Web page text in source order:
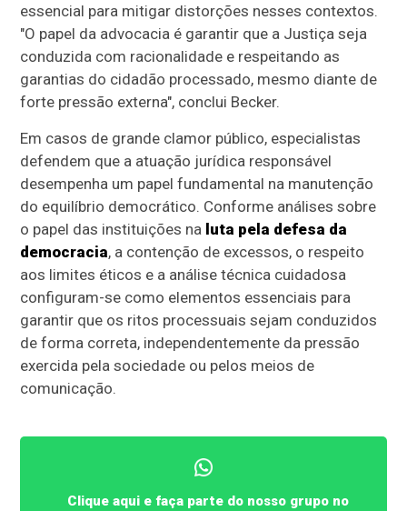
essencial para mitigar distorções nesses contextos.
"O papel da advocacia é garantir que a Justiça seja
conduzida com racionalidade e respeitando as
garantias do cidadão processado, mesmo diante de
forte pressão externa", conclui Becker.
Em casos de grande clamor público, especialistas
defendem que a atuação jurídica responsável
desempenha um papel fundamental na manutenção
do equilíbrio democrático. Conforme análises sobre
o papel das instituições na luta pela defesa da
democracia, a contenção de excessos, o respeito
aos limites éticos e a análise técnica cuidadosa
configuram-se como elementos essenciais para
garantir que os ritos processuais sejam conduzidos
de forma correta, independentemente da pressão
exercida pela sociedade ou pelos meios de
comunicação.
Clique aqui e faça parte do nosso grupo no